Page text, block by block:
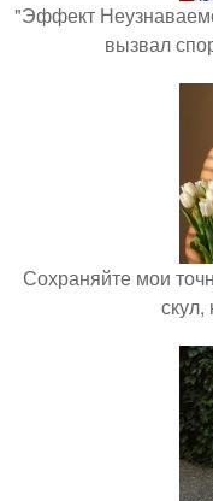
"Эффект
вызвал
Сохраняйте мои
скул,